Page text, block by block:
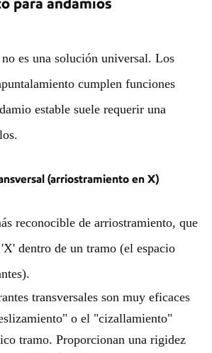
es una solución universal. Los
cumplen funciones
estable suele requerir una
(arriostramiento en X)
reconocible de arriostramiento, que
dentro de un tramo (el espacio
transversales son muy eficaces
o el "cizallamiento"
tramo. Proporcionan una rigidez